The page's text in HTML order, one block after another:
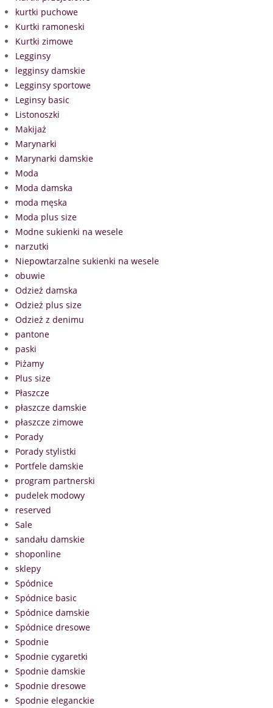
kurtki puchowe
Kurtki ramoneski
Kurtki zimowe
Legginsy
legginsy damskie
Legginsy sportowe
Leginsy basic
Listonoszki
Makijaż
Marynarki
Marynarki damskie
Moda
Moda damska
moda męska
Moda plus size
Modne sukienki na wesele
narzutki
Niepowtarzalne sukienki na wesele
obuwie
Odzież damska
Odzież plus size
Odzież z denimu
pantone
paski
Piżamy
Plus size
Płaszcze
płaszcze damskie
płaszcze zimowe
Porady
Porady stylistki
Portfele damskie
program partnerski
pudelek modowy
reserved
Sale
sandału damskie
shoponline
sklepy
Spódnice
Spódnice basic
Spódnice damskie
Spódnice dresowe
Spodnie
Spodnie cygaretki
Spodnie damskie
Spodnie dresowe
Spodnie eleganckie